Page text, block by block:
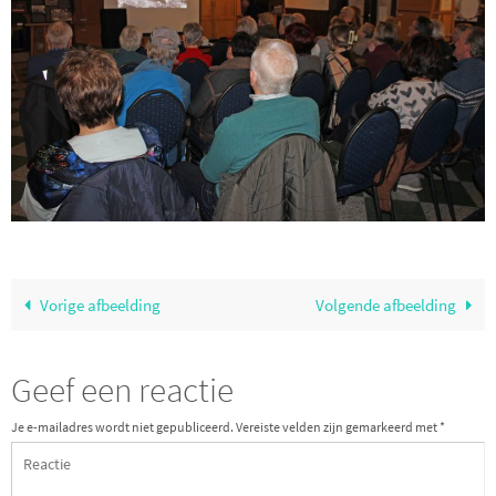
Vorige afbeelding Volgende afbeelding
Geef een reactie
Je e-mailadres wordt niet gepubliceerd. Vereiste velden zijn gemarkeerd met *